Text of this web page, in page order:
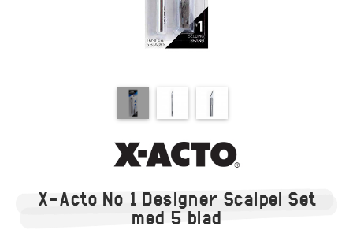
X-Acto No 1 Designer Scalpel Set
med 5 blad